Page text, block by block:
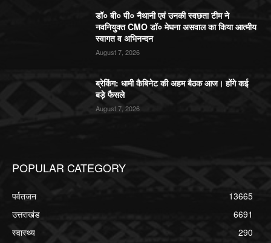
डॉ० बी० पी० नैथानी एवं उनकी स्वछता टीम ने
नवनियुक्त CMO डॉ० मेघना असवाल का किया आत्मीय
स्वागत व अभिनन्दन
August 7, 2026
ब्रेकिंग: धामी कैबिनेट की अहम बैठक आज। होंगे कई
बड़े फैसले
August 7, 2026
POPULAR CATEGORY
पर्वतजन
13665
उत्तराखंड
6691
स्वास्थ्य
290